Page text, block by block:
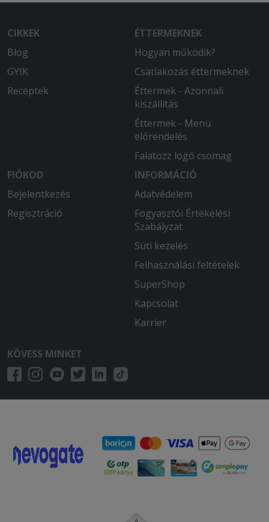
CIKKEK
Blog
GYIK
Receptek
ÉTTERMEKNEK
Hogyan működik?
Csatlakozás éttermeknek
Éttermek - Azonnali
kiszállítás
Éttermek - Menü
előrendelés
Falatozz logó csomag
FIÓKOD
Bejelentkezés
Regisztráció
INFORMÁCIÓ
Adatvédelem
Fogyasztói Értékelési
Szabályzat
Süti kezelés
Felhasználási feltételek
SuperShop
Kapcsolat
Karrier
KÖVESS MINKET